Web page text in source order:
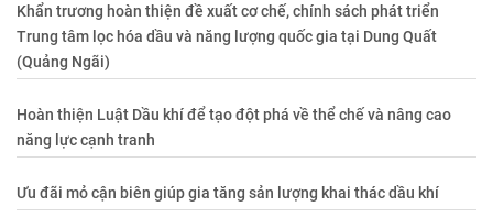
Khẩn trương hoàn thiện đề xuất cơ chế, chính sách phát triển
Trung tâm lọc hóa dầu và năng lượng quốc gia tại Dung Quất
(Quảng Ngãi)
Hoàn thiện Luật Dầu khí để tạo đột phá về thể chế và nâng cao
năng lực cạnh tranh
Ưu đãi mỏ cận biên giúp gia tăng sản lượng khai thác dầu khí